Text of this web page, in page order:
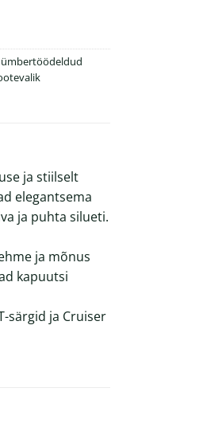
ja stiilselt
elegantsema
ja puhta silueti.
ja mõnus
kapuutsi
särgid ja Cruiser